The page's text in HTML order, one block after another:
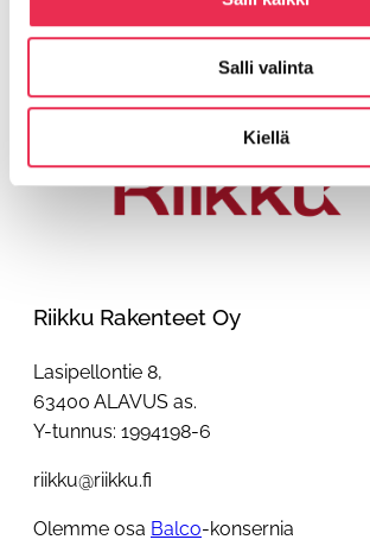
Salli valinta
Kiellä
Download
Riikku Rakenteet Oy
Lasipellontie 8,
63400 ALAVUS as.
Y-tunnus: 1994198-6
riikku@riikku.fi
Olemme osa Balco-konsernia